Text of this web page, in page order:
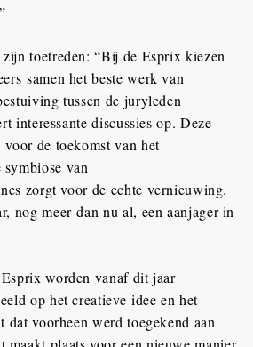
toetreden: “Bij de Esprix kiezen
samen het beste werk van
tussen de juryleden
interessante discussies op. Deze
de toekomst van het
van
zorgt voor de echte vernieuwing.
nog meer dan nu al, een aanjager in
worden vanaf dit jaar
op het creatieve idee en het
dat voorheen werd toegekend aan